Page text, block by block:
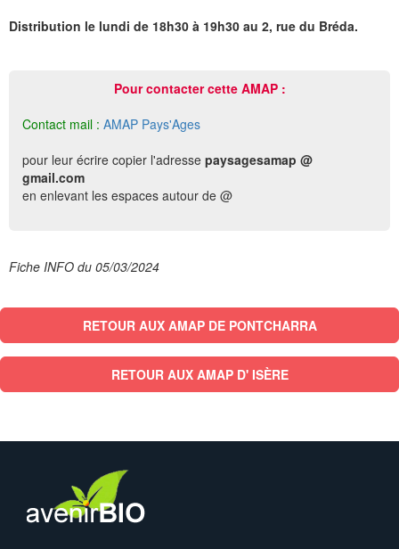
Distribution le lundi de 18h30 à 19h30 au 2, rue du Bréda.
Pour contacter cette AMAP :
Contact mail : AMAP Pays'Ages
pour leur écrire copier l'adresse paysagesamap @
gmail.com
en enlevant les espaces autour de @
Fiche INFO du 05/03/2024
RETOUR AUX AMAP DE PONTCHARRA
RETOUR AUX AMAP D' ISÈRE